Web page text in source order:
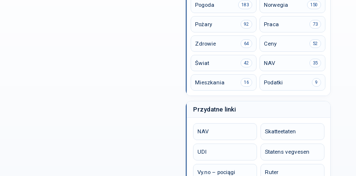
Pogoda 183 Norwegia 150
Pożary 92 Praca 73
Zdrowie 64 Ceny 52
Świat 42 NAV 35
Mieszkania 16 Podatki 9
Przydatne linki
NAV Skatteetaten
UDI Statens vegvesen
Vy.no – pociągi Ruter